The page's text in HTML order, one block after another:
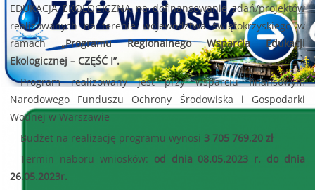
EDUKACJA EKOLOGICZNAna dofinansowanie zdań/projektów
realizowanych na terenie województwa świętokrzyskiego w
ramach„Programu Regionalnego Wsparcia Edukacji
Ekologicznej – CZĘŚĆ I”.
Program realizowany jest przy wsparciu finansowym
Narodowego Funduszu Ochrony Środowiska i Gospodarki
Wodnej w Warszawie
Budżet na realizację programu wynosi 3 705 769,20 zł
Termin naboru wniosków: od dnia 08.05.2023 r. do dnia
26.05.2023r.